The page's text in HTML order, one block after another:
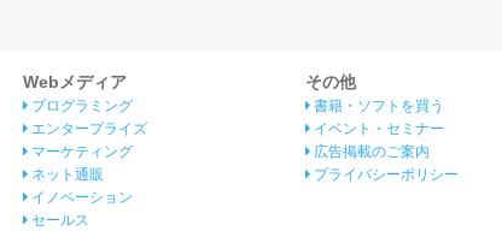
Webメディア
プログラミング
エンタープライズ
マーケティング
ネット通販
イノベーション
セールス
その他
書籍・ソフトを買う
イベント・セミナー
広告掲載のご案内
プライバシーポリシー